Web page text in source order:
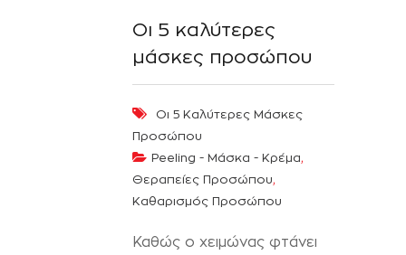
Οι 5 καλύτερες
μάσκες προσώπου
Οι 5 Καλύτερες Μάσκες
Προσώπου
Peeling - Μάσκα - Κρέμα,
Θεραπείες Προσώπου,
Καθαρισμός Προσώπου
Καθώς ο χειμώνας φτάνει